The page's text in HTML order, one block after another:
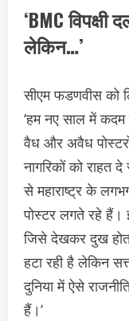
‘BMC विपक्षी
लेकिन…’
सीएम फडणवीस को
‘हम नए साल में
वैध और अवैध
नागरिकों को राहत
से महाराष्ट्र के
पोस्टर लगते रहे हैं।
जिसे देखकर दुख
हटा रही है लेकिन
दुनिया में ऐसे
हैं।’